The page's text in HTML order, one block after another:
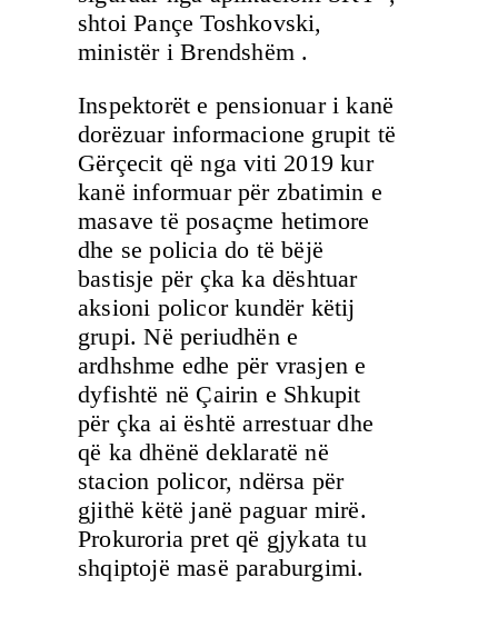
shtoi Pançe Toshkovski,
ministër i Brendshëm .
Inspektorët e pensionuar i kanë
dorëzuar informacione grupit të
Gërçecit që nga viti 2019 kur
kanë informuar për zbatimin e
masave të posaçme hetimore
dhe se policia do të bëjë
bastisje për çka ka dështuar
aksioni policor kundër këtij
grupi. Në periudhën e
ardhshme edhe për vrasjen e
dyfishtë në Çairin e Shkupit
për çka ai është arrestuar dhe
që ka dhënë deklaratë në
stacion policor, ndërsa për
gjithë këtë janë paguar mirë.
Prokuroria pret që gjykata tu
shqiptojë masë paraburgimi.